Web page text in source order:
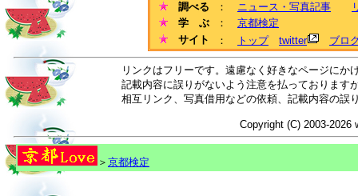
調べる
： ニュース・写真記事
学 ぶ
： 京都検定
サイト
： トップ twitter ブロ
リンクはフリーです。遠慮なく好きなページに
記載内容に誤りがないよう注意を払っております
相互リンク、写真借用などの依頼、記載内容の誤
Copyright (C) 2003-2026
＞ 京都検定